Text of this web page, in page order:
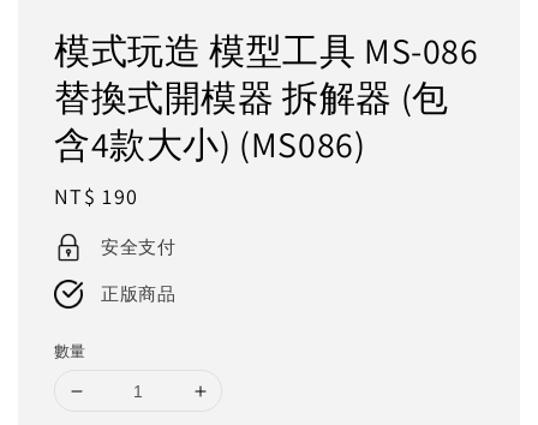
模式玩造 模型工具 MS-086
替換式開模器 拆解器 (包
含4款大小) (MS086)
Regular
price
NT$ 190
安全支付
正版商品
數量